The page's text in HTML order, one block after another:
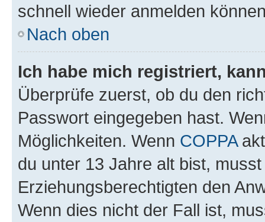
schnell wieder anmelden
Nach oben
Ich habe mich registriert,
Überprüfe zuerst, ob du den
Passwort eingegeben hast.
Möglichkeiten. Wenn COPPA
du unter 13 Jahre alt bist,
Erziehungsberechtigten den
Wenn dies nicht der Fall ist,